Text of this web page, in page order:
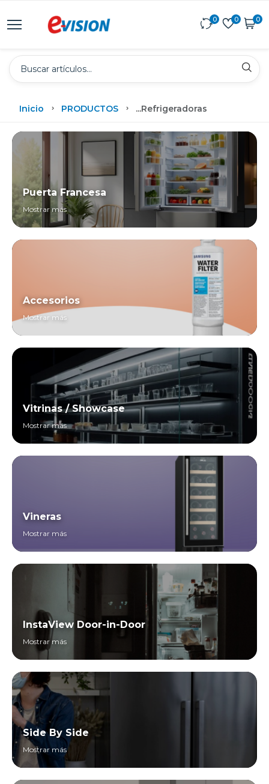
0 0 0
Inicio PRODUCTOS ...Refrigeradoras
Puerta Francesa
Mostrar más
Accesorios
Mostrar más
Vitrinas / Showcase
Mostrar más
Vineras
Mostrar más
InstaView Door-in-Door
Mostrar más
Side By Side
Mostrar más